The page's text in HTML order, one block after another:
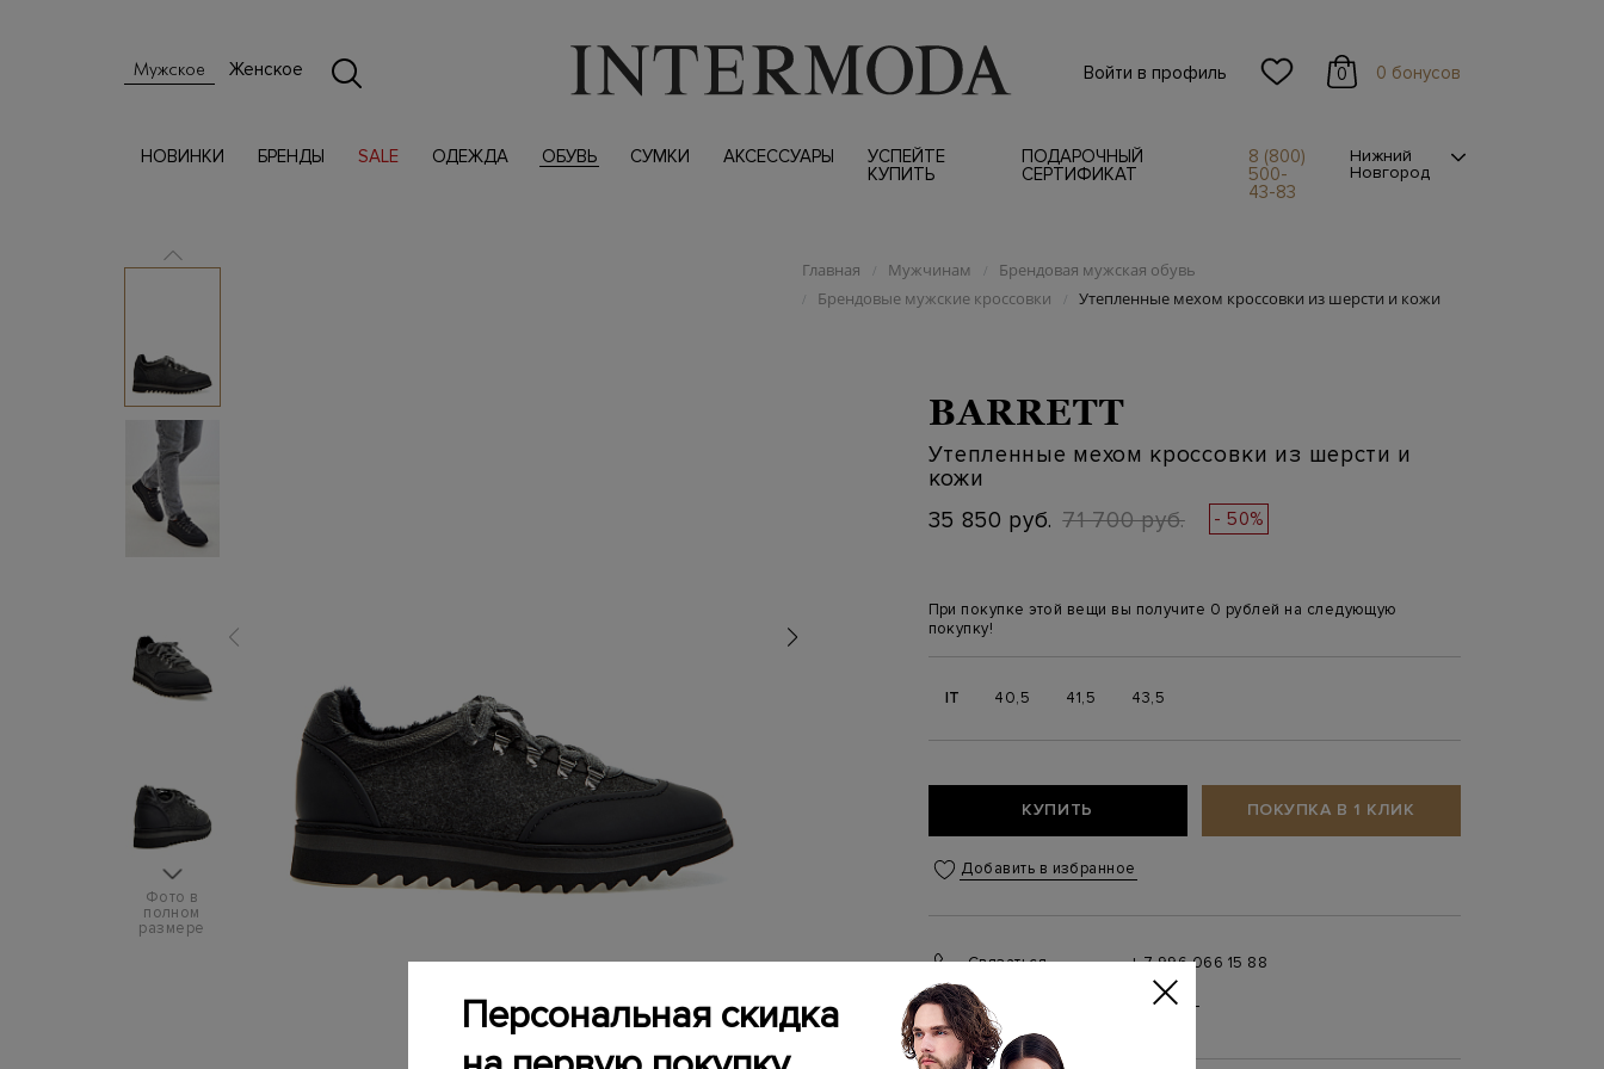
Мужское Женское Войти в профиль 0 0 бонусов
НОВИНКИ БРЕНДЫ SALE ОДЕЖДА ОБУВЬ СУМКИ АКСЕССУАРЫ
УСПЕЙТЕ
КУПИТЬ
ПОДАРОЧНЫЙ
СЕРТИФИКАТ
8 (800)
500-
43-83
Нижний
Новгород
Фото в
полном
размере
Главная / Мужчинам / Брендовая мужская обувь
/ Брендовые мужские кроссовки / Утепленные мехом кроссовки из шерсти и кожи
BARRETT
Утепленные мехом кроссовки из шерсти и
кожи
35 850 руб. 71 700 руб. - 50%
При покупке этой вещи вы получите 0 рублей на следующую
покупку!
IT 40,5 41,5 43,5
КУПИТЬ ПОКУПКА В 1 КЛИК
Добавить в избранное
Связаться
+ 7 996 066 15 88
Менеджер бутика в
Telegram
(ежедневно с 10:00 до 21:00)
Персональная скидка